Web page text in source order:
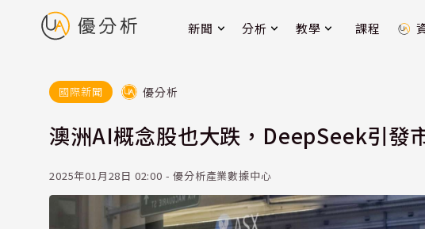
新聞 分析 教學 課程
國際新聞 優分析
澳洲AI概念股也大跌，DeepSeek引發
2025年01月28日 02:00 - 優分析產業數據中心